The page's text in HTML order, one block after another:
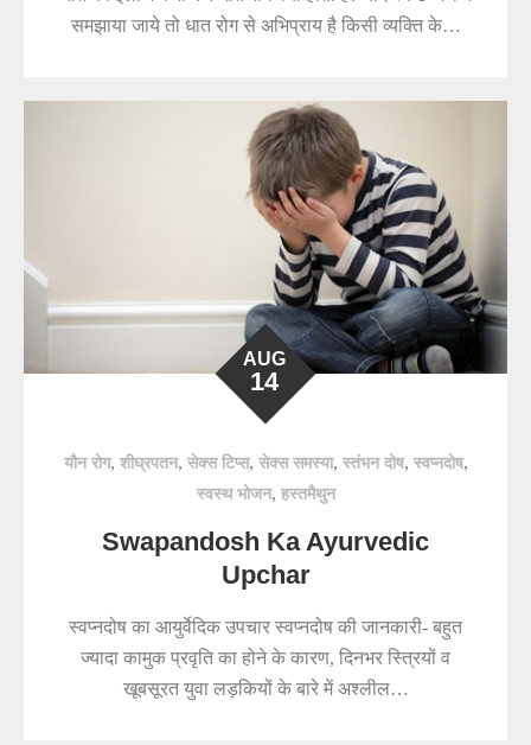
समझाया जाये तो धात रोग से अभिप्राय है किसी व्यक्ति के…
AUG
14
यौन रोग, शीघ्रपतन, सेक्स टिप्स, सेक्स समस्या, स्तंभन दोष, स्वप्नदोष,
स्वस्थ भोजन, हस्तमैथुन
Swapandosh Ka Ayurvedic
Upchar
स्वप्नदोष का आयुर्वेदिक उपचार स्वप्नदोष की जानकारी- बहुत
ज्यादा कामुक प्रवृति का होने के कारण, दिनभर स्त्रियों व
खूबसूरत युवा लड़कियों के बारे में अश्लील…